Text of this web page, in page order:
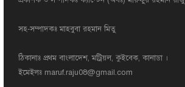
সহ-সম্পাদকঃ মাহবুবা রহমান মিতু
ঠিকানাঃ প্রথম বাংলাদেশ, মট্রিয়ল, কুইবেক, কানাডা ।
ইমেইলঃ maruf.raju08@gmail.com